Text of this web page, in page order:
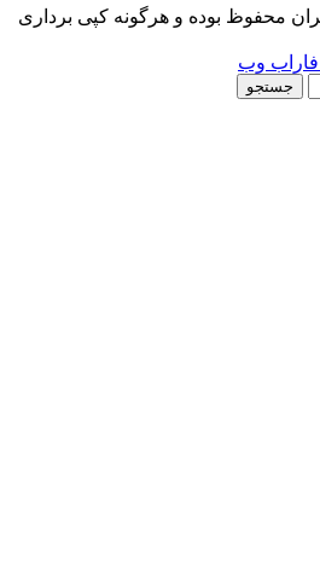
محفوظ بوده و هرگونه کپی برداری
وب
جستجو